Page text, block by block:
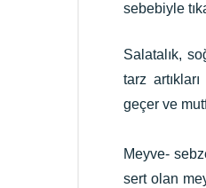
sebebiyle
Salatalık,
tarz
geçer ve
Meyve-
sert olan